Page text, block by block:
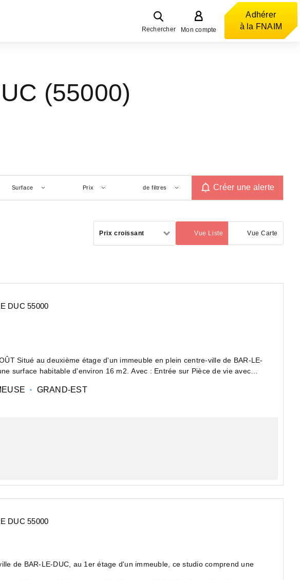
Rechercher Mon compte
Adhérer
à la FNAIM
(55000)
Surface Prix de filtres Créer une alerte
Prix croissant Vue Liste
(activé) Vue Carte
DUC 55000
BAR-LE-
d'environ 16 m2. Avec : Entrée sur Pièce de vie avec
GRAND-EST
DUC 55000
de BAR-LE-DUC, au 1er étage d'un immeuble, ce studio comprend une